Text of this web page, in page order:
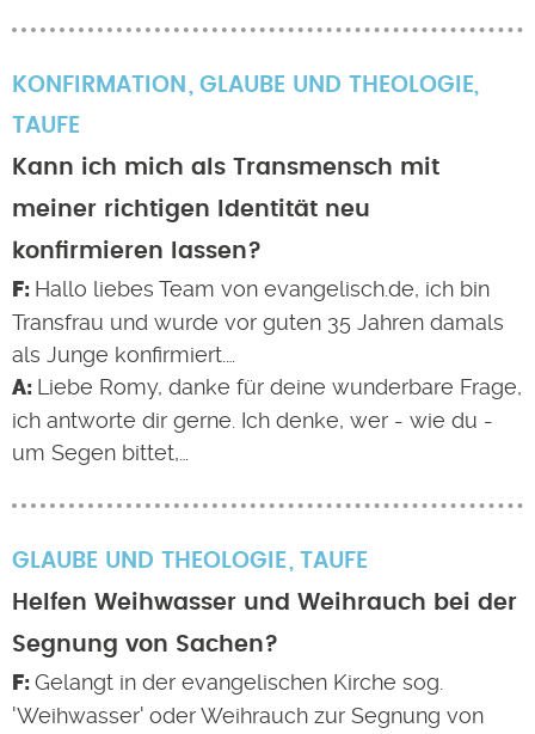
KONFIRMATION GLAUBE UND THEOLOGIE,
TAUFE
Kann ich mich als Transmensch mit
meiner richtigen Identität neu
konfirmieren lassen?
Hallo liebes Team von evangelisch.de, ich bin
Transfrau und wurde vor guten 35 Jahren damals
als Junge konfirmiert.…
Liebe Romy, danke für deine wunderbare Frage,
ich antworte dir gerne. Ich denke, wer - wie du -
um Segen bittet,…
GLAUBE UND THEOLOGIE
TAUFE
Helfen Weihwasser und Weihrauch bei der
Segnung von Sachen?
Gelangt in der evangelischen Kirche sog.
'Weihwasser' oder Weihrauch zur Segnung von